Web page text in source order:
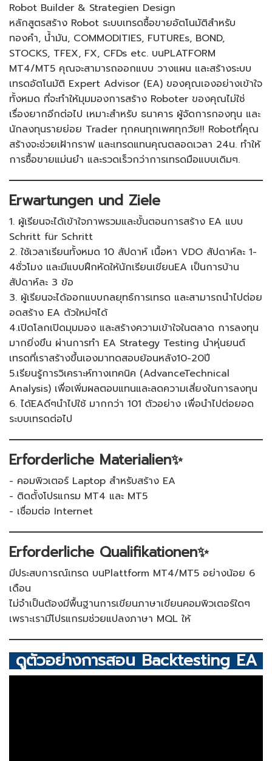
Robot Builder & Strategien Design
หลักสูตรสร้าง Robot ระบบเทรดซื้อขายอัตโนมัติสำหรับ
ทองคำ, น้ำมัน, COMMODITIES, FUTUREs, BOND,
STOCKS, TFEX, FX, CFDs etc. บนPLATFORM
MT4/MT5 คุณจะสามารถออกแบบ วางแผน และสร้างระบบ
เทรดอัตโนมัติ Expert Advisor (EA) ของคุณเองอย่างเข้าใจ
ทั้งหมด ที่จะทำให้มุมมองการสร้าง Roboter ของคุณไม่ใช่
เรื่องยากอีกต่อไป เหมาะสำหรับ ธนาคาร ผู้จัดการกองทุน และ
นักลงทุนรายย่อย Trader ทุกคนทุกเพศทุกวัย!! Robotที่คุณ
สร้างจะช่วยเฝ้ากราฟ และเทรดแทนคุณตลอดเวลา 24น. ทำให้
การซื้อขายแม่นยำ และรวดเร็วกว่าการเทรดมือแบบเดิมๆ.
Erwartungen und Ziele
1. ผู้เรียนจะได้เข้าใจภาพรวมและขั้นตอนการสร้าง EA แบบ
Schritt für Schritt
2. ใช้เวลาเรียนทั้งหมด 10 สัปดาห์ เนื้อหา VDO สัปดาห์ละ 1-
4ชั่วโมง และมีแบบฝึกหัดให้นักเรียนเขียนEA เป็นการบ้าน
สัปดาห์ละ 3 ข้อ
3. ผู้เรียนจะได้ออกแบบกลยุทธ์การเทรด และสามารถนำไปต่อย
อดสร้าง EA ตัวใหม่ๆได้
4.เปิดโลกเปิดมุมมอง และสร้างความเข้าใจในตลาด การลงทุน
มากยิ่งขึน ผ่านการทำ EA Strategy Testing นำหุ่นยนต์
เทรดที่เราสร้างขึ้นเองมาทดสอบย้อนหลัง10-20ปี
5.เรียนรู้การวิเคราะห์ทางเทคนิค (AdvanceTechnical
Analysis) เพื่อเพิ่มผลตอบแทนและลดความเสี่ยงในการลงทุน
6. ได้EAดีๆนำไปใช้ มากกว่า 101 ตัวอย่าง เพื่อนำไปต่อยอด
ระบบเทรดต่อไป
Erforderliche Materialien✨
- คอมพิวเตอร์ Laptop สำหรับสร้าง EA
- ติดตั้งโปรแกรม MT4 และ MT5
- เชื่อมต่อ Internet
Erforderliche Qualifikationen✨
มีประสบการณ์เทรด บนPlattform MT4/MT5 อย่างน้อย 6
เดือน
ไม่จำเป็นต้องมีพื้นฐานการเขียนภาษาเขียนคอมพิวเตอร์ใดๆ
เพราะเรามีโปรแกรมช่วยแปลงภาษา MQL ให้
ดูตัวอย่างการสอน Backtesting EA